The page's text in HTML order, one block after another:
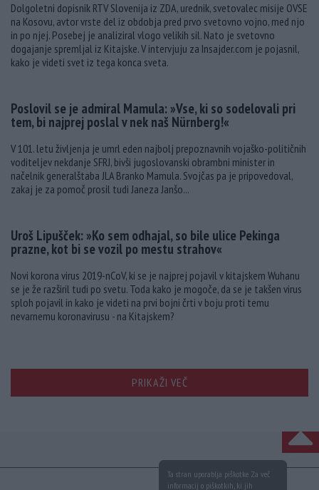
Dolgoletni dopisnik RTV Slovenija iz ZDA, urednik, svetovalec misije OVSE
na Kosovu, avtor vrste del iz obdobja pred prvo svetovno vojno, med njo
in po njej. Posebej je analiziral vlogo velikih sil. Nato je svetovno
dogajanje spremljal iz Kitajske. V intervjuju za Insajder.com je pojasnil,
kako je videti svet iz tega konca sveta.
Poslovil se je admiral Mamula: »Vse, ki so sodelovali pri
tem, bi najprej poslal v nek naš Nürnberg!«
V 101. letu življenja je umrl eden najbolj prepoznavnih vojaško-političnih
voditeljev nekdanje SFRJ, bivši jugoslovanski obrambni minister in
načelnik generalštaba JLA Branko Mamula. Svojčas pa je pripovedoval,
zakaj je za pomoč prosil tudi Janeza Janšo...
Uroš Lipušček: »Ko sem odhajal, so bile ulice Pekinga
prazne, kot bi se vozil po mestu strahov«
Novi korona virus 2019-nCoV, ki se je najprej pojavil v kitajskem Wuhanu
se je že razširil tudi po svetu. Toda kako je mogoče, da se je takšen virus
sploh pojavil in kako je videti na prvi bojni črti v boju proti temu
nevarnemu koronavirusu - na Kitajskem?
PRIKAŽI VEČ
NA VRH
Ta stran uporablja piškotke. Za več
informacij o piškotkih, ki jih